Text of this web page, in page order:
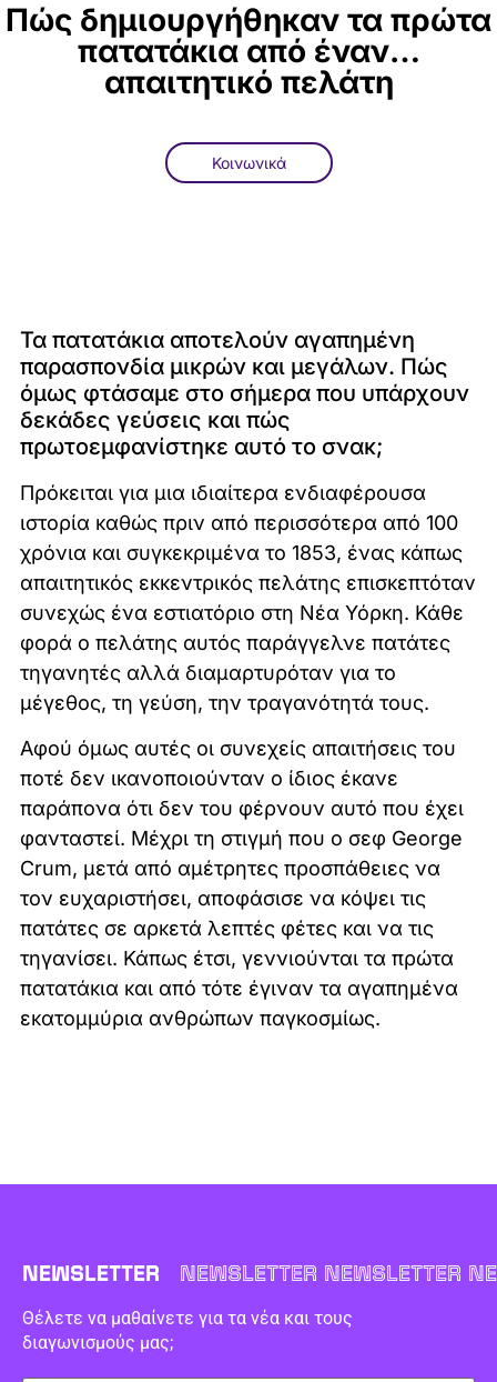
Πώς δημιουργήθηκαν τα πρώτα
πατατάκια από έναν…
απαιτητικό πελάτη
Κοινωνικά
Τα πατατάκια αποτελούν αγαπημένη
παρασπονδία μικρών και μεγάλων. Πώς
όμως φτάσαμε στο σήμερα που υπάρχουν
δεκάδες γεύσεις και πώς
πρωτοεμφανίστηκε αυτό το σνακ;
Πρόκειται για μια ιδιαίτερα ενδιαφέρουσα
ιστορία καθώς πριν από περισσότερα από 100
χρόνια και συγκεκριμένα το 1853, ένας κάπως
απαιτητικός εκκεντρικός πελάτης επισκεπτόταν
συνεχώς ένα εστιατόριο στη Νέα Υόρκη. Κάθε
φορά ο πελάτης αυτός παράγγελνε πατάτες
τηγανητές αλλά διαμαρτυρόταν για το
μέγεθος, τη γεύση, την τραγανότητά τους.
Αφού όμως αυτές οι συνεχείς απαιτήσεις του
ποτέ δεν ικανοποιούνταν ο ίδιος έκανε
παράπονα ότι δεν του φέρνουν αυτό που έχει
φανταστεί. Μέχρι τη στιγμή που ο σεφ George
Crum, μετά από αμέτρητες προσπάθειες να
τον ευχαριστήσει, αποφάσισε να κόψει τις
πατάτες σε αρκετά λεπτές φέτες και να τις
τηγανίσει. Κάπως έτσι, γεννιούνται τα πρώτα
πατατάκια και από τότε έγιναν τα αγαπημένα
εκατομμύρια ανθρώπων παγκοσμίως.
NEWSLETTER NEWSLETTER NEWSLETTER
Θέλετε να μαθαίνετε για τα νέα και τους
διαγωνισμούς μας;